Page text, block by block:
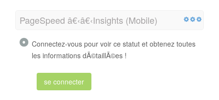
PageSpeed â€‹â€‹Insights (Mobile)
Connectez-vous pour voir ce statut et obtenez toutes
les informations dÃ©taillÃ©es !
se connecter